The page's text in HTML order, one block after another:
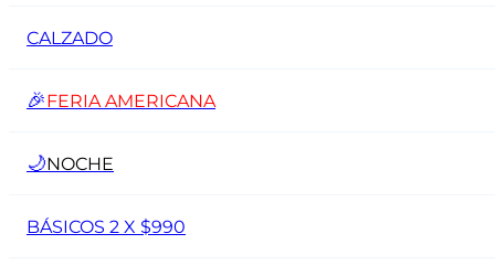
CALZADO
🎉FERIA AMERICANA
🌙NOCHE
BÁSICOS 2 X $990